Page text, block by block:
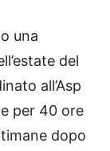
una
del
all’Asp
per 40 ore
dopo